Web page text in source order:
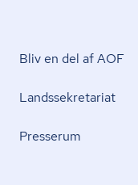
Bliv en del af AOF
Lands­se­kre­ta­ri­at
Presserum